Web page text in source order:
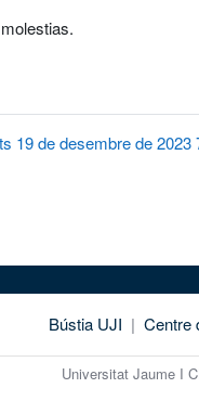
19 de desembre de 2023
Bústia UJI | Centre
Universitat Jaume I